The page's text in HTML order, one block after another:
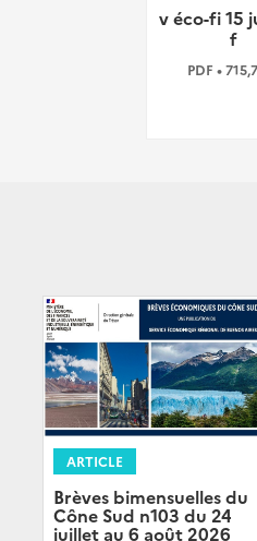
v éco-fi 15
f
PDF •
ARTICLE
Brèves bimensuelles du
Cône Sud n103 du 24
juillet au 6 août 2026